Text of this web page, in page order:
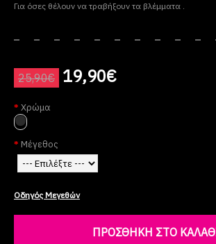
Για όσες θέλουν να τραβήξουν τα βλέμματα .
25,90€ 19,90€
Χρώμα
Μέγεθος
Οδηγός Μεγεθών
ΠΡΟΣΘΉΚΗ ΣΤΟ